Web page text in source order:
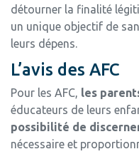
détourner la finalité
un unique objectif de
leurs dépens.
L’avis des AFC
Pour les AFC, les
éducateurs de leurs
possibilité de
nécessaire et